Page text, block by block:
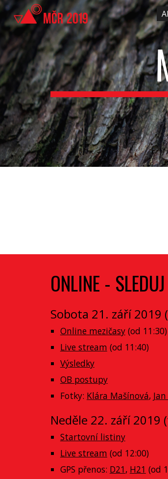
ONLINE -
Sobota 21. září 2019
Online mezičasy (od 11:30)
Live stream (od 11:40)
Výsledky
OB postupy
Fotky: Klára Mašínová,
Neděle 22. září 2019
Startovní listiny
Live stream (od 12:00)
GPS přenos: D21, H21 (od